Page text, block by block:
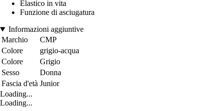
Elastico in vita
Funzione di asciugatura
Informazioni aggiuntive
Marchio
CMP
Colore
grigio-acqua
Colore
Grigio
Sesso
Donna
Fascia d'età Junior
Loading...
Loading...